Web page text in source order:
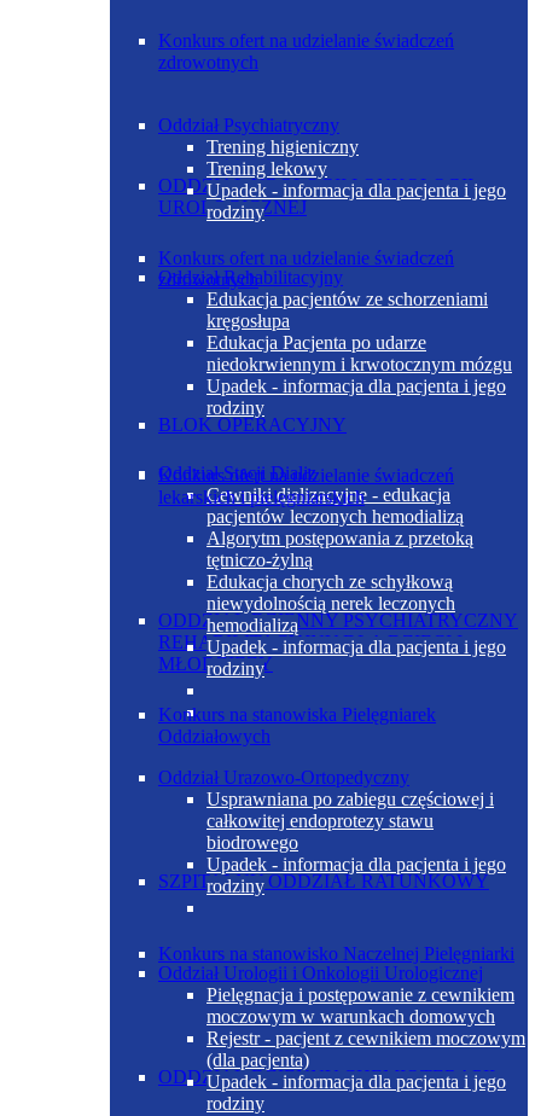
ODDZIAŁ UROLOGII I ONKOLOGII
UROLOGICZNEJ
BLOK OPERACYJNY
ODDZIAŁ DZIENNY PSYCHIATRYCZNY
REHABILITACYJNY DLA DZIECI I
MŁODZIEŻY
SZPITALNY ODDZIAŁ RATUNKOWY
ODDZIAŁ DZIENNY CHEMIOTERAPII
Oddział Psychiatryczny
Trening higieniczny
Trening lekowy
Upadek - informacja dla pacjenta i jego
rodziny
Oddział Rehabilitacyjny
Edukacja pacjentów ze schorzeniami
kręgosłupa
Edukacja Pacjenta po udarze
niedokrwiennym i krwotocznym mózgu
Upadek - informacja dla pacjenta i jego
rodziny
Oddział Stacji Dializ
Cewniki dializacyjne - edukacja
pacjentów leczonych hemodializą
Algorytm postępowania z przetoką
tętniczo-żylną
Edukacja chorych ze schyłkową
niewydolnością nerek leczonych
hemodializą
Upadek - informacja dla pacjenta i jego
rodziny
Oddział Urazowo-Ortopedyczny
Usprawniana po zabiegu częściowej i
całkowitej endoprotezy stawu
biodrowego
Upadek - informacja dla pacjenta i jego
rodziny
Oddział Urologii i Onkologii Urologicznej
Pielęgnacja i postępowanie z cewnikiem
moczowym w warunkach domowych
Rejestr - pacjent z cewnikiem moczowym
(dla pacjenta)
Upadek - informacja dla pacjenta i jego
rodziny
Konkurs ofert na udzielanie świadczeń
zdrowotnych
Konkurs ofert na udzielanie świadczeń
zdrowotnych
Konkurs ofert na udzielanie świadczeń
lekarskich i pielęgniarskich
Konkurs na stanowiska Pielęgniarek
Oddziałowych
Konkurs na stanowisko Naczelnej Pielęgniarki